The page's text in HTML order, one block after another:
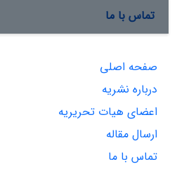
تماس با ما
صفحه اصلی
درباره نشریه
اعضای هیات تحریریه
ارسال مقاله
تماس با ما